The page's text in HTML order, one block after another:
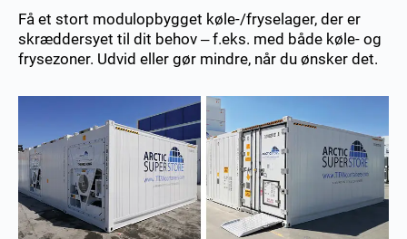
Få et stort modulopbygget køle-/fryselager, der er
skræddersyet til dit behov – f.eks. med både køle- og
frysezoner. Udvid eller gør mindre, når du ønsker det.